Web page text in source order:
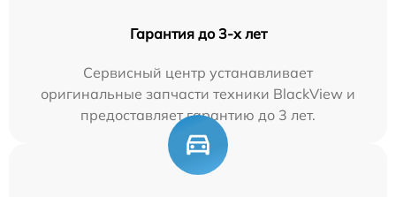
Гарантия до 3-х лет
Сервисный центр устанавливает
оригинальные запчасти техники BlackView и
предоставляет гарантию до 3 лет.